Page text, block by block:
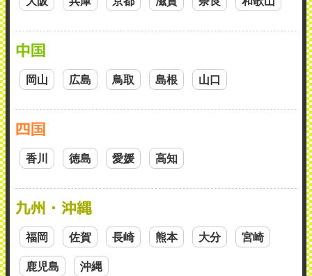
中国
岡山 広島 鳥取 島根 山口
四国
香川 徳島 愛媛 高知
九州・沖縄
福岡 佐賀 長崎 熊本 大分 宮崎
鹿児島 沖縄